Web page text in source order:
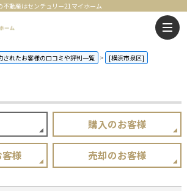
動産はセンチュリー21マイホーム
されたお客様の口コミや評判一覧 [横浜市泉区]
購入のお客様
様 売却のお客様